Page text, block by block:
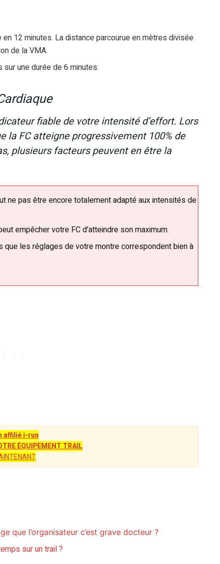
12 minutes. La distance parcourue en mètres divisée
de la VMA.
une durée de 6 minutes.
fiable de votre intensité d’effort. Lors
la FC atteigne progressivement 100% de
plusieurs facteurs peuvent en être la
ne pas être encore totalement adapté aux intensités de
empêcher votre FC d’atteindre son maximum.
les réglages de votre montre correspondent bien à
affilié i-run
ÉQUIPEMENT TRAIL
que l’organisateur c’est grave docteur ?
sur un trail ?